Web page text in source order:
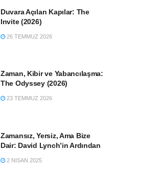
Duvara Açılan Kapılar: The
Invite (2026)
26 TEMMUZ 2026
Zaman, Kibir ve Yabancılaşma:
The Odyssey (2026)
23 TEMMUZ 2026
Zamansız, Yersiz, Ama Bize
Dair: David Lynch’in Ardından
2 NISAN 2025